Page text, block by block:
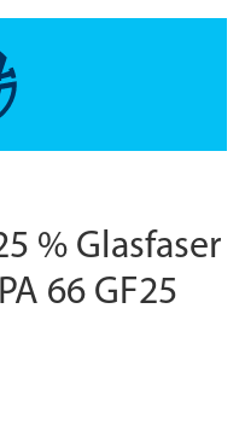
% Glasfaser
66 GF25